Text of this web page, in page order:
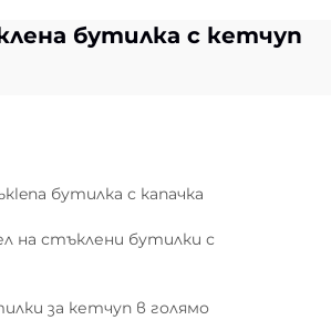
бутилка с кетчуп
бутилка с капачка
на стъклени бутилки с
за кетчуп в голямо